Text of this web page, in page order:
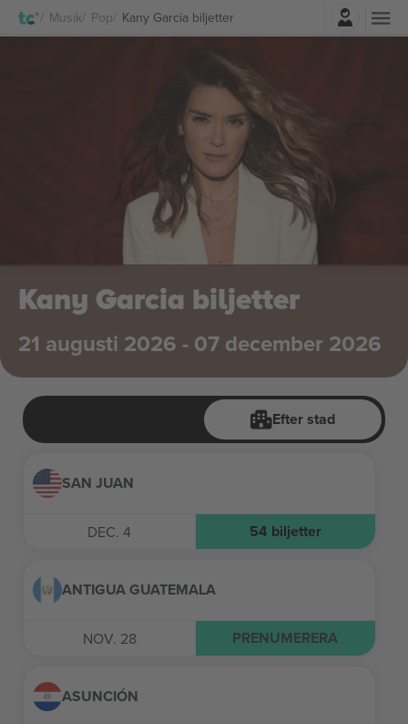
Musik Pop Kany Garcia biljetterLogga in
Kany Garcia biljetter
21 augusti 2026 - 07 december 2026
Efter stad
SAN JUAN
DEC. 4 54 biljetter
ANTIGUA GUATEMALA
NOV. 28 PRENUMERERA
ASUNCIÓN